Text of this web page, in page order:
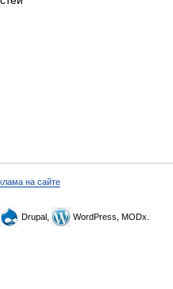
на сайте
Drupal, WordPress, MODx.